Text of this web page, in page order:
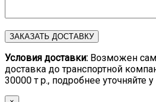
Условия доставки: Возможен
доставка до транспортной
30000 т р., подробнее уточняйте